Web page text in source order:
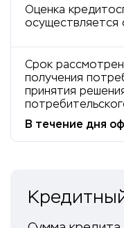
Оценка
осуществляется
Срок
получения
принятия
В течение дня